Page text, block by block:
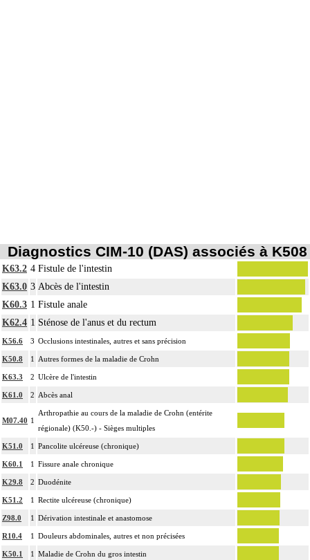
Diagnostics CIM-10 (DAS) associés à K508
K63.2 4 Fistule de l'intestin
K63.0 3 Abcès de l'intestin
K60.3 1 Fistule anale
K62.4 1 Sténose de l'anus et du rectum
K56.6 3 Occlusions intestinales, autres et sans précision
K50.8 1 Autres formes de la maladie de Crohn
K63.3 2 Ulcère de l'intestin
K61.0 2 Abcès anal
M07.40 1
Arthropathie au cours de la maladie de Crohn (entérite
régionale) (K50.-) - Sièges multiples
K51.0 1 Pancolite ulcéreuse (chronique)
K60.1 1 Fissure anale chronique
K29.8 2 Duodénite
K51.2 1 Rectite ulcéreuse (chronique)
Z98.0 1 Dérivation intestinale et anastomose
R10.4 1 Douleurs abdominales, autres et non précisées
K50.1 1 Maladie de Crohn du gros intestin